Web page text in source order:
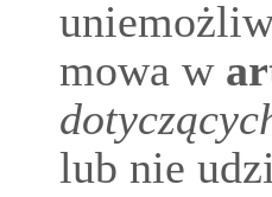
mowa w
lub nie